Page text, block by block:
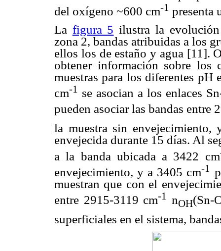
del oxígeno ~600 cm-1 presenta
La figura 5 ilustra la
zona 2, bandas atribuidas a los
ellos los de estaño y agua [11].
obtener información sobre los
muestras para los diferentes pH
cm-1 se asocian a los enlaces
pueden asociar las bandas entre
la muestra sin envejecimiento,
envejecida durante 15 días. Al
a la banda ubicada a 3422 cm
envejecimiento, y a 3405 cm-1
muestran que con el
entre 2915-3119 cm-1 nOH(Sn-
superficiales en el sistema,